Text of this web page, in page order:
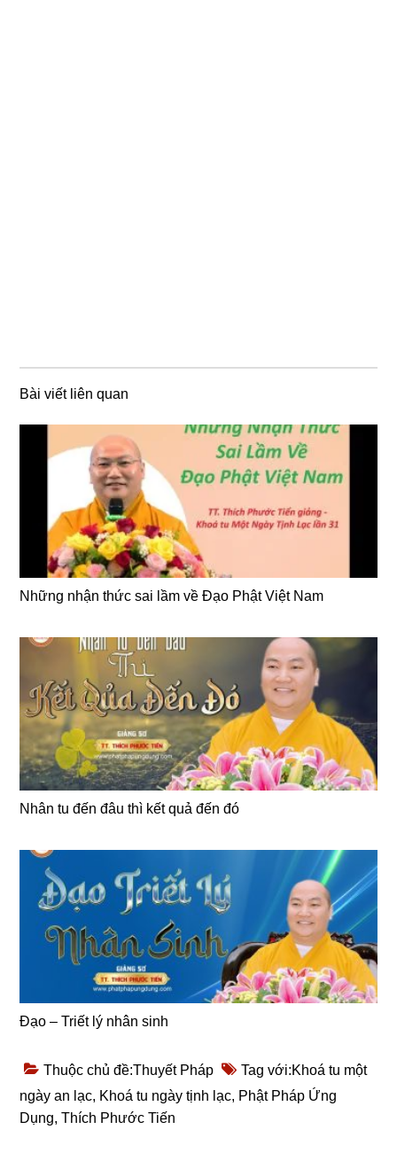
Bài viết liên quan
Những nhận thức sai lầm về Đạo Phật Việt Nam
Nhân tu đến đâu thì kết quả đến đó
Đạo – Triết lý nhân sinh
Thuộc chủ đề:Thuyết Pháp Tag với:Khoá tu một
ngày an lạc, Khoá tu ngày tịnh lạc, Phật Pháp Ứng
Dụng,Thích Phước Tiến